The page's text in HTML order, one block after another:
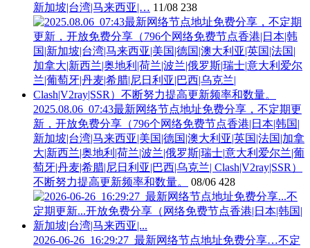
新加坡|台湾|马来西亚|… 11/08 238
2025.08.06_07:43最新网络节点地址免费分享，不定期更
新，开放免费分享（796个网络免费节点香港|日本|韩国|
新加坡|台湾|马来西亚|美国|德国|澳大利亚|英国|法国|加拿
大|新西兰|奥地利|荷兰|波兰|俄罗斯|瑞士|意大利爱尔兰|葡
萄牙|丹麦|希腊|尼日利亚|巴西|乌克兰| Clash|V2ray|SSR）
不断努力提高更新频率和数量。
08/06 428
2026-06-26_16:29:27_最新网络节点地址免费分享…不定